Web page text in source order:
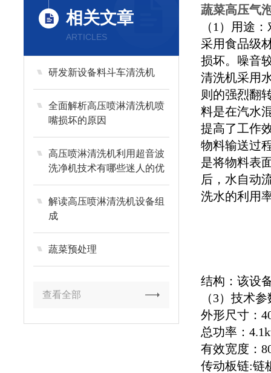
相关文章
ARTICLES
研发新设备料斗车清洗机
全面解析高压喷淋清洗机喷
嘴损坏的原因
高压喷淋清洗机利用超音波
洗净机技术有哪些迷人的优
势
解读高压喷淋清洗机设备组
成
蔬菜预处理
查看全部
蔬菜高压气
（1）用途
采用食品级
损坏。噪音
清洗机采用
则的强烈翻
料是在汽水
提高了工作
物料输送过
是将物料表
后，水自动
洗水的利用
结构：该设
（3）技术
外形尺寸：
总功率：
有效宽度：
传动板链:链